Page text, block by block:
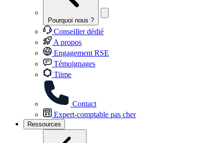
Pourquoi nous ?
Conseiller dédié
A propos
Engagement RSE
Témoignages
Tiime
Contact
Expert-comptable pas cher
Ressources